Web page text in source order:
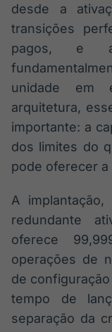
desde a
transições
pagos, e
unidade em
arquitetura,
importante: a
dos limites do
pode oferecer a
A
redundante
oferece
operações de
de
tempo de
separação da